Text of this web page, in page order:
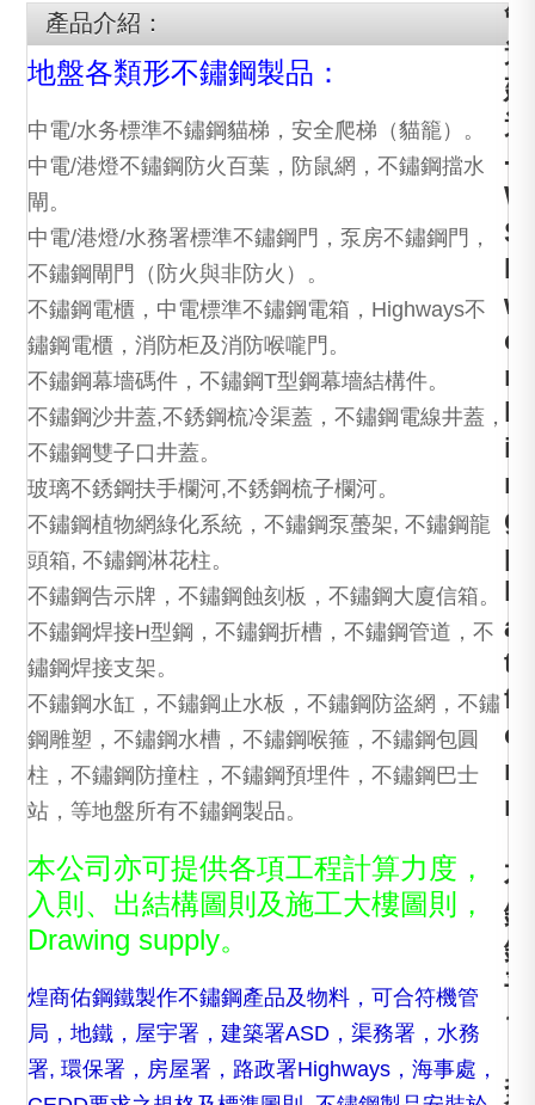
管
道
建
造
-
W
S
D
w
o
r
k
i
n
g
p
l
a
t
f
o
r
m
不
鏽
鋼
平
台
泵
產品介紹：
地盤各類形不鏽鋼製品：
中電/水务標準不鏽鋼貓梯，安全爬梯（貓籠）。
中電/港燈不鏽鋼防火百葉，防鼠網，不鏽鋼擋水
閘。
中電/港燈/水務署標準不鏽鋼門，泵房不鏽鋼門，
不鏽鋼閘門（防火與非防火）。
不鏽鋼電櫃，中電標準不鏽鋼電箱，Highways不
鏽鋼電櫃，消防柜及消防喉嚨門。
不鏽鋼幕墻碼件，不鏽鋼T型鋼幕墻結構件。
不鏽鋼沙井蓋,不銹鋼梳冷渠蓋，不鏽鋼電線井蓋，
不鏽鋼雙子口井蓋。
玻璃不銹鋼扶手欄河,不銹鋼梳子欄河。
不鏽鋼植物網綠化系統，不鏽鋼泵蠆架, 不鏽鋼龍
頭箱, 不鏽鋼淋花柱。
不鏽鋼告示牌，不鏽鋼蝕刻板，不鏽鋼大廈信箱。
不鏽鋼焊接H型鋼，不鏽鋼折槽，不鏽鋼管道，不
鏽鋼焊接支架。
不鏽鋼水缸，不鏽鋼止水板，不鏽鋼防盜網，不鏽
鋼雕塑，不鏽鋼水槽，不鏽鋼喉箍，不鏽鋼包圓
柱，不鏽鋼防撞柱，不鏽鋼預埋件，不鏽鋼巴士
站，等地盤所有不鏽鋼製品。
本公司亦可提供各項工程計算力度，
入則、出結構圖則及施工大樓圖則，
Drawing supply。
煌商佑鋼鐵製作不鏽鋼產品及物料，可合符機管
局，地鐵，屋宇署，建築署ASD，渠務署，水務
署, 環保署，房屋署，路政署Highways，海事處，